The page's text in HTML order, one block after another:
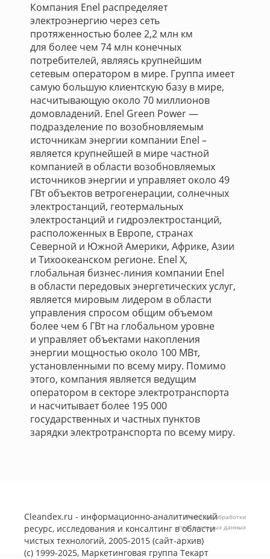
Компания Enel распределяет
электроэнергию через сеть
протяженностью более 2,2 млн км
для более чем 74 млн конечных
потребителей, являясь крупнейшим
сетевым оператором в мире. Группа имеет
самую большую клиентскую базу в мире,
насчитывающую около 70 миллионов
домовладений. Enel Green Power —
подразделение по возобновляемым
источникам энергии компании Enel –
является крупнейшей в мире частной
компанией в области возобновляемых
источников энергии и управляет около 49
ГВт объектов ветрогенерации, солнечных
электростанций, геотермальных
электростанций и гидроэлектростанций,
расположенных в Европе, странах
Северной и Южной Америки, Африке, Азии
и Тихоокеанском регионе. Enel X,
глобальная бизнес-линия компании Enel
в области передовых энергетических услуг,
является мировым лидером в области
управления спросом общим объемом
более чем 6 ГВт на глобальном уровне
и управляет объектами накопления
энергии мощностью около 100 МВт,
установленными по всему миру. Помимо
этого, компания является ведущим
оператором в секторе электротранспорта
и насчитывает более 195 000
государственных и частных пунктов
зарядки электротранспорта по всему миру.
Cleandex.ru - информационно-аналитический
ресурс, исследования и консалтинг в области
чистых технологий, 2005-2015 (сайт-архив)
(с) 1999-2025, Маркетинговая группа Текарт
Политика обработки
персональных данных